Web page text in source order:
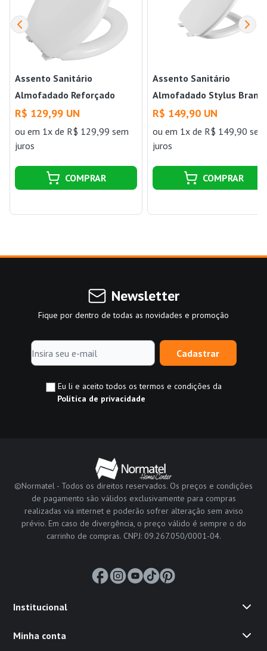
Assento Sanitário
Almofadado Reforçado
Branco Astra
R$ 129,99 UN
ou em 1x de R$ 129,99 sem
juros
COMPRAR
Assento Sanitário
Almofadado Stylus
Astra
R$ 149,90 UN
ouem 1x de R$ 149,90 sem
juros
COMPRAR
Newsletter
Fique por dentro de todas as novidades e promoção
Cadastrar
Eu li e aceito todos os termos e condições da
Política de privacidade
©Normatel - Todos os direitos reservados. Os preços e condições
de pagamento são válidos exclusivamente para compras
realizadas via internet e poderão sofrer alteração sem aviso
prévio. Em caso de divergência, o preço válido é sempre o do
carrinho de compras. CNPJ: 09.267.050/0001-04.
Institucional
Minha conta